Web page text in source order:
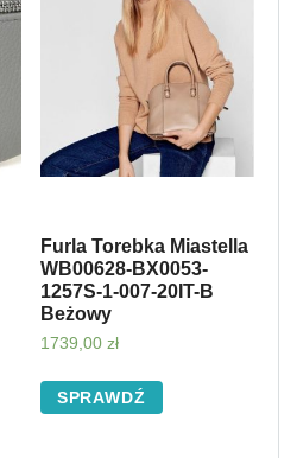
Furla Torebka Miastella
WB00628-BX0053-
1257S-1-007-20IT-B
Beżowy
1739,00 zł
SPRAWDŹ